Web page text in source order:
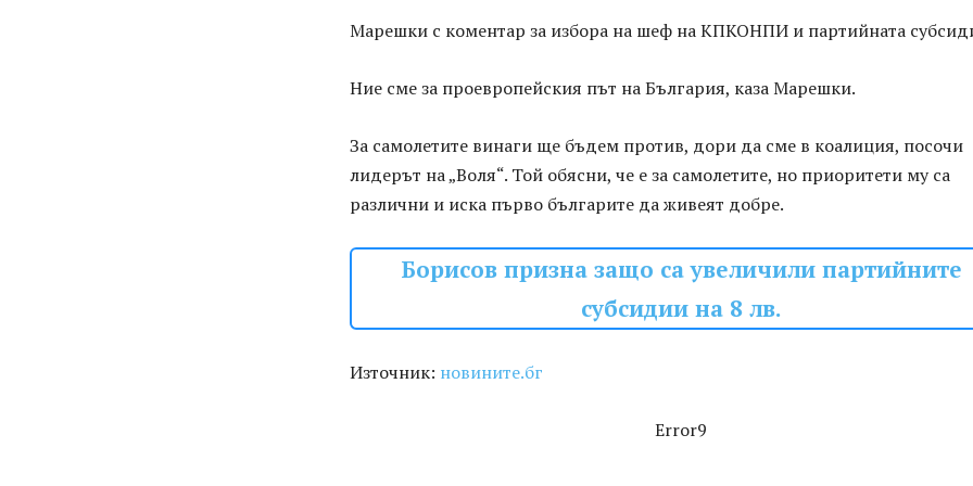
Марешки с коментар за избора на шеф на КПКОНПИ и партийната
Ние сме за проевропейския път на България, каза Марешки.
За самолетите винаги ще бъдем против, дори да сме в коалиция, посочи
лидерът на „Воля“. Той обясни, че е за самолетите, но приоритети му са
различни и иска първо българите да живеят добре.
Борисов призна защо са увеличили партийните
субсидии на 8 лв.
Източник: новините.бг
Error9